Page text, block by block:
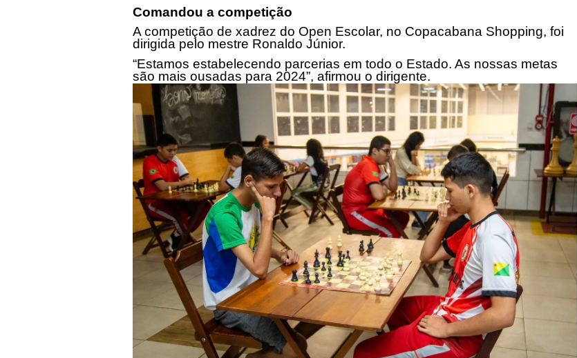
Comandou a competição
A competição de xadrez do Open Escolar, no Copacabana Shopping, foi
dirigida pelo mestre Ronaldo Júnior.
“Estamos estabelecendo parcerias em todo o Estado. As nossas metas
são mais ousadas para 2024”, afirmou o dirigente.